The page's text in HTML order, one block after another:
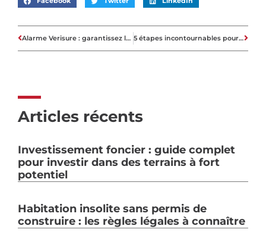
Alarme Verisure : garantissez la sécurité de votre foyer 5 étapes incontournables pour signaler efficacement un changement d’adresse dans l’immobilier
Articles récents
Investissement foncier : guide complet
pour investir dans des terrains à fort
potentiel
Habitation insolite sans permis de
construire : les règles légales à connaître